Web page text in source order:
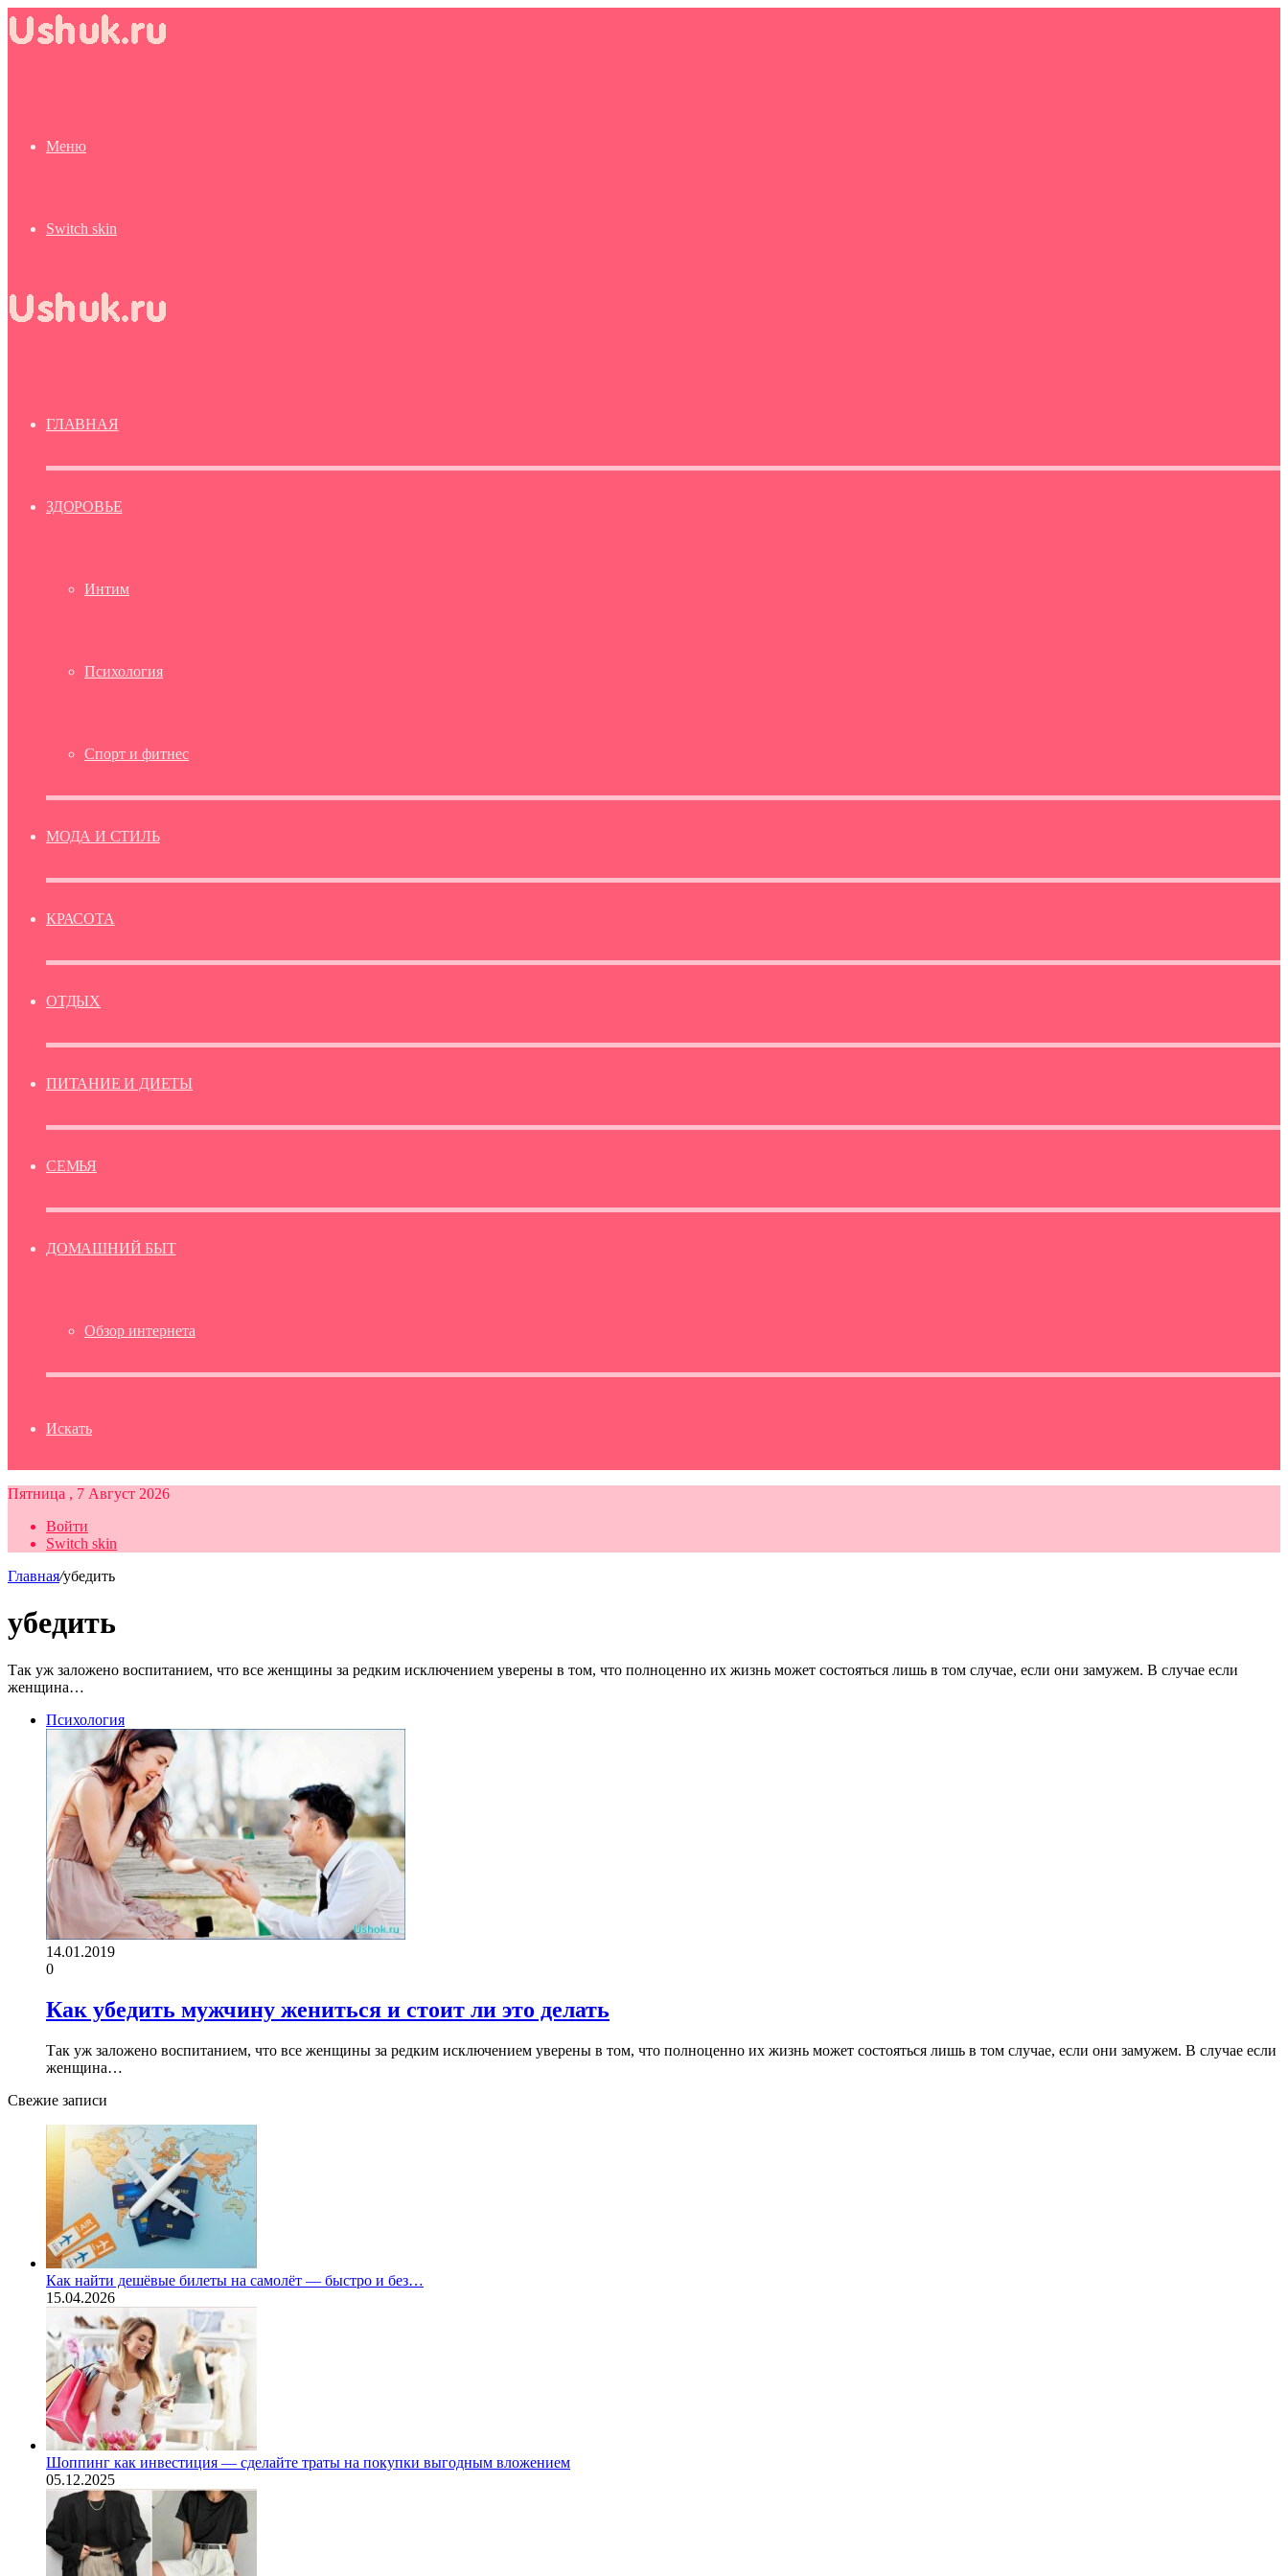
Меню
Switch skin
ГЛАВНАЯ
ЗДОРОВЬЕ
Интим
Психология
Спорт и фитнес
МОДА И СТИЛЬ
КРАСОТА
ОТДЫХ
ПИТАНИЕ И ДИЕТЫ
СЕМЬЯ
ДОМАШНИЙ БЫТ
Обзор интернета
Искать
Пятница , 7 Август 2026
Войти
Switch skin
Главная/убедить
убедить
Так уж заложено воспитанием, что все женщины за редким исключением уверены в том, что полноценно их жизнь может состояться лишь в том случае, если они замужем. В случае если
женщина…
Психология
14.01.2019
0
Как убедить мужчину жениться и стоит ли это делать
Так уж заложено воспитанием, что все женщины за редким исключением уверены в том, что полноценно их жизнь может состояться лишь в том случае, если они замужем. В случае если
женщина…
Свежие записи
Как найти дешёвые билеты на самолёт — быстро и без…
15.04.2026
Шоппинг как инвестиция — сделайте траты на покупки выгодным вложением
05.12.2025